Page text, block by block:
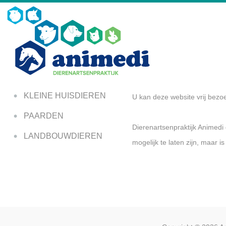
KLEINE HUISDIEREN
PAARDEN
LANDBOUWDIEREN
U kan deze website vrij
Dierenartsenpraktijk
mogelijk te laten zijn, maar